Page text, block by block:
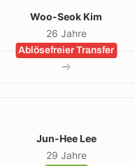
Woo-Seok Kim
26 Jahre
Ablösefreier Transfer
Jun-Hee Lee
29 Jahre